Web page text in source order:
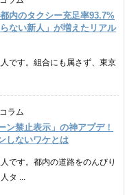
内のタクシー充足率93.7%
ない新人」が増えたリアル
です。組合にも属さず、東京
ラム
ン禁止表示」の神アプデ！
しないワケとは
です。都内の道路をのんびり
タ ...